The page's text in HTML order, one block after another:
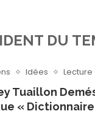
DU
Idées Lecture
Tuaillon
«